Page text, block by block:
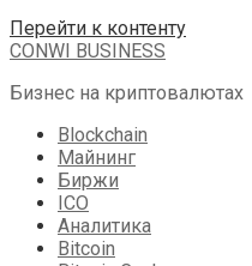
Перейти к контенту
CONWI BUSINESS
Бизнес на криптовалютах
Blockchain
Майнинг
Биржи
ICO
Аналитика
Bitcoin